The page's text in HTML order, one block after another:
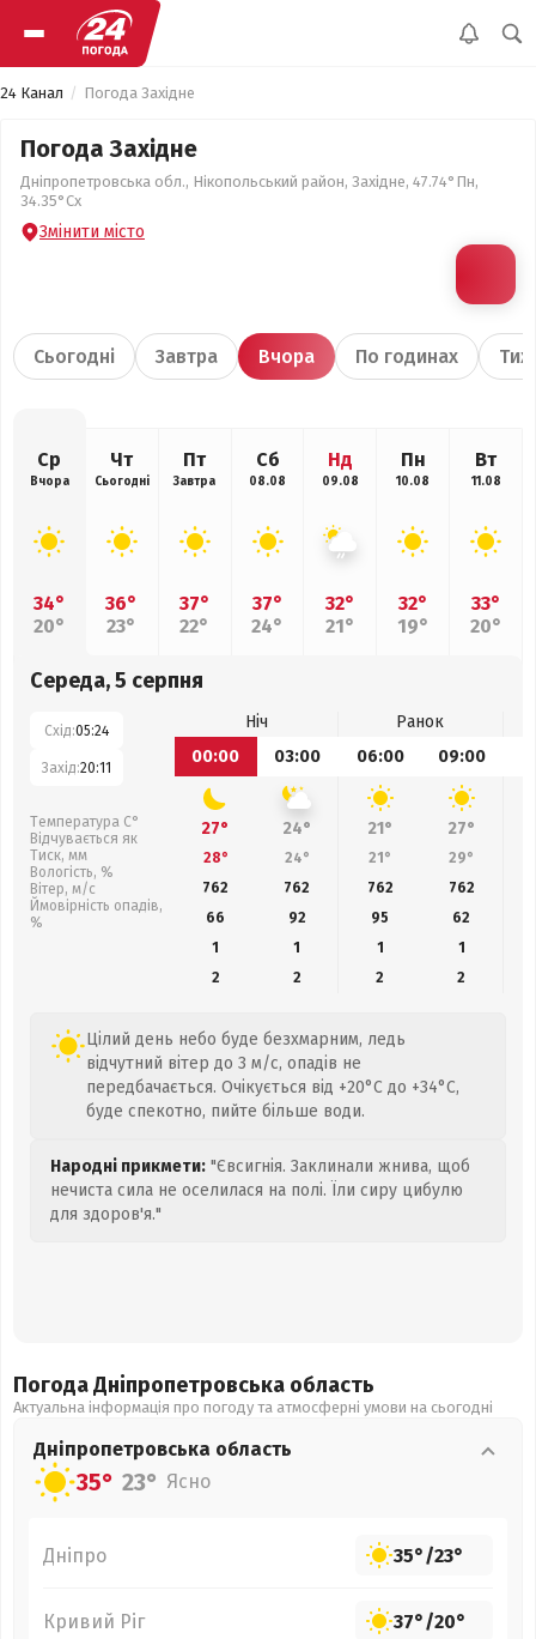
24 Канал Погода Західне
Погода Західне
Дніпропетровська обл., Нікопольський район, Західне, 47.74°Пн,
34.35°Сх
Змінити місто
Сьогодні Завтра Вчора По годинах
Ср
Вчора
34°
20°
Чт
Сьогодні
36°
23°
Пт
Завтра
37°
22°
Сб
08.08
37°
24°
Нд
09.08
32°
21°
Пн
10.08
32°
19°
Вт
11.08
33°
20°
Середа, 5 серпня
Схід:05:24
Захід:20:11
Температура С°
Відчувається як
Тиск, мм
Вологість, %
Вітер, м/с
Ймовірність опадів,
%
Ніч
Ранок
00:00
03:00 06:00 09:00
27° 24° 21° 27°
28° 24° 21° 29°
762
762 762 762
66
92 95 62
1
1 1
1
2
2 2 2
Цілий день небо буде безхмарним, ледь
відчутний вітер до 3 м/с, опадів не
передбачається. Очікується від +20°C до +34°C,
буде спекотно, пийте більше води.
Народні прикмети: "Євсигнія. Заклинали жнива, щоб
нечиста сила не оселилася на полі. Їли сиру цибулю
для здоров'я."
Погода Дніпропетровська область
Актуальна інформація про погоду та атмосферні умови на сьогодні
Дніпропетровська область
35° 23° Ясно
Дніпро 35°/23°
Кривий Ріг 37°/20°